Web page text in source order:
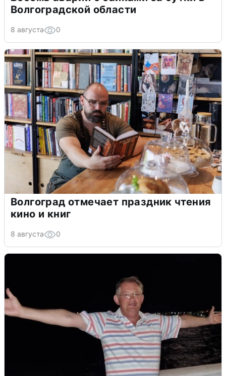
Волгоградской области
8 августа 0
Волгоград отмечает праздник чтения
кино и книг
8 августа 0